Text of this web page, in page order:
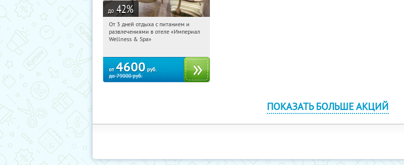
до 42%
14:25:13 Купили:
Калужская обл., г. Обнинск, Киевское
От 3 дней отдыха с питанием и
развлечениями в отеле «Империал
Wellness & Spa»
от 4600 руб.
до79000руб.
ПОКАЗАТЬ БОЛЬШЕ АКЦИЙ